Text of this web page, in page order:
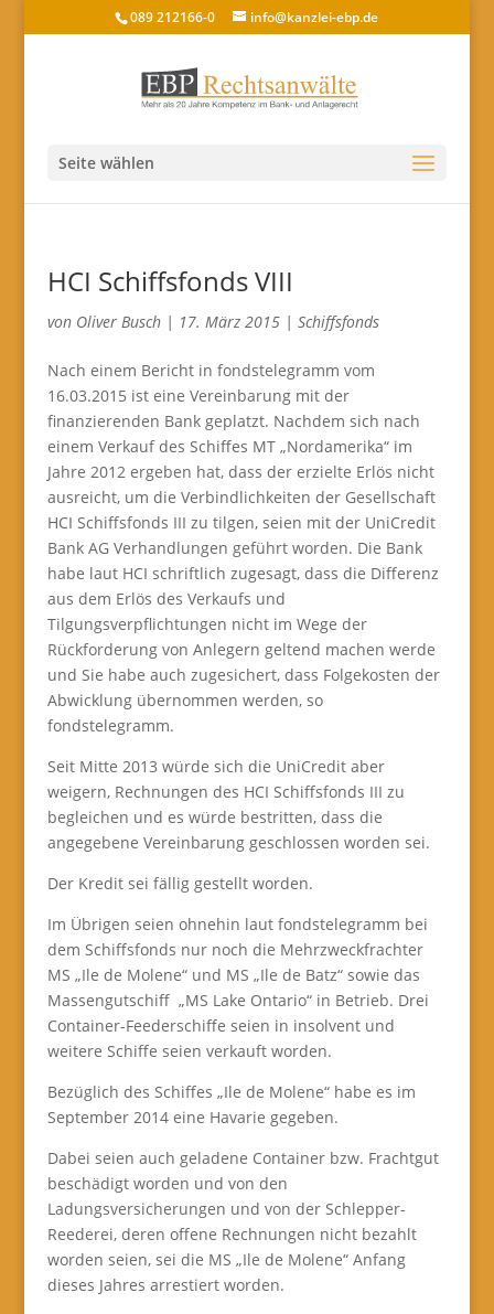
089 212166-0 info@kanzlei-ebp.de
Seite wählen
HCI Schiffsfonds VIII
von Oliver Busch| 17. März 2015| Schiffsfonds
Nach einem Bericht in fondstelegramm vom
16.03.2015 ist eine Vereinbarung mit der
finanzierenden Bank geplatzt. Nachdem sich nach
einem Verkauf des Schiffes MT „Nordamerika“ im
Jahre 2012 ergeben hat, dass der erzielte Erlös nicht
ausreicht, um die Verbindlichkeiten der Gesellschaft
HCI Schiffsfonds III zu tilgen, seien mit der UniCredit
Bank AG Verhandlungen geführt worden. Die Bank
habe laut HCI schriftlich zugesagt, dass die Differenz
aus dem Erlös des Verkaufs und
Tilgungsverpflichtungen nicht im Wege der
Rückforderung von Anlegern geltend machen werde
und Sie habe auch zugesichert, dass Folgekosten der
Abwicklung übernommen werden, so
fondstelegramm.
Seit Mitte 2013 würde sich die UniCredit aber
weigern, Rechnungen des HCI Schiffsfonds III zu
begleichen und es würde bestritten, dass die
angegebene Vereinbarung geschlossen worden sei.
Der Kredit sei fällig gestellt worden.
Im Übrigen seien ohnehin laut fondstelegramm bei
dem Schiffsfonds nur noch die Mehrzweckfrachter
MS „Ile de Molene“ und MS „Ile de Batz“ sowie das
Massengutschiff „MS Lake Ontario“ in Betrieb. Drei
Container-Feederschiffe seien in insolvent und
weitere Schiffe seien verkauft worden.
Bezüglich des Schiffes „Ile de Molene“ habe es im
September 2014 eine Havarie gegeben.
Dabei seien auch geladene Container bzw. Frachtgut
beschädigt worden und von den
Ladungsversicherungen und von der Schlepper-
Reederei, deren offene Rechnungen nicht bezahlt
worden seien, sei die MS „Ile de Molene“ Anfang
dieses Jahres arrestiert worden.